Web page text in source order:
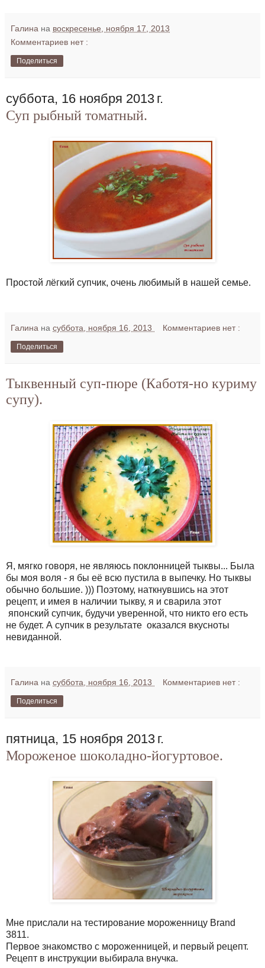
Галина на воскресенье, ноября 17, 2013
Комментариев нет :
Поделиться
суббота, 16 ноября 2013 г.
Суп рыбный томатный.
Простой лёгкий супчик, очень любимый в нашей семье.
Галина на суббота, ноября 16, 2013 Комментариев нет :
Поделиться
Тыквенный суп-пюре (Каботя-но куриму
супу).
Я, мягко говоря, не являюсь поклонницей тыквы... Была
бы моя воля - я бы её всю пустила в выпечку. Но тыквы
обычно большие. ))) Поэтому, наткнувшись на этот
рецепт, и имея в наличии тыкву, я и сварила этот
японский супчик, будучи уверенной, что никто его есть
не будет. А супчик в результате оказался вкусноты
невиданной.
Галина на суббота, ноября 16, 2013 Комментариев нет :
Поделиться
пятница, 15 ноября 2013 г.
Мороженое шоколадно-йогуртовое.
Мне прислали на тестирование мороженницу Brand
3811.
Первое знакомство с мороженницей, и первый рецепт.
Рецепт в инструкции выбирала внучка.